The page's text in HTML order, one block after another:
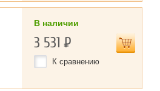
В наличии
3 531Р
К сравнению